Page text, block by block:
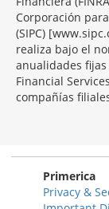
Corporación
(SIPC)
realiza bajo el
anualidades
Financial
compañías
Primerica
Privacy &